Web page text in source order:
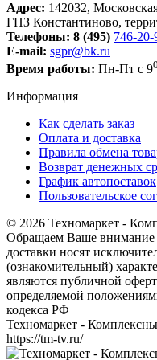
Адрес: 142032,
ГПЗ Константиново,
Телефоны: 8 (495) 746-20-
E-mail: sgpr@bk.ru
Время работы: Пн-Пт с 9
Информация
Как сделать заказ
Оплата и доставка
Правила обмена
Возврат денежных
График автопоставок
Пользовательское
© 2026 Техномаркет -
Обращаем Ваше внимание
доставки носят
(ознакомительный)
являются публичной
определяемой
кодекса РФ
Техномаркет -
https://tm-tv.ru/